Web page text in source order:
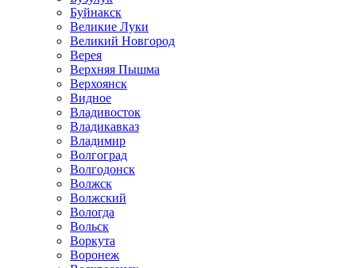
Буйнакск
Великие Луки
Великий Новгород
Верея
Верхняя Пышма
Верхоянск
Видное
Владивосток
Владикавказ
Владимир
Волгоград
Волгодонск
Волжск
Волжский
Вологда
Вольск
Воркута
Воронеж